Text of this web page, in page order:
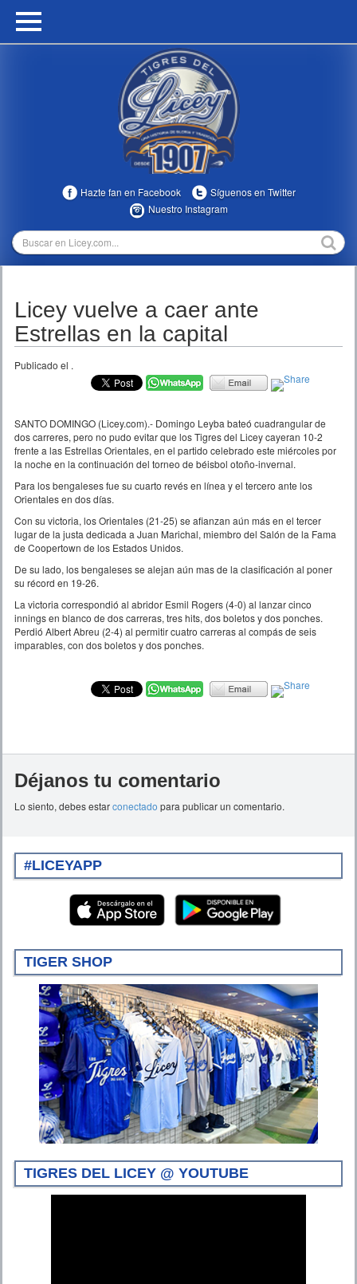
HOME
MULTIMEDIA
TEMPORADAS
Hazte fan en Facebook
Síguenos en Twitter
Nuestro Instagram
Licey vuelve a caer ante
Estrellas en la capital
Publicado el .
SANTO DOMINGO (Licey.com).- Domingo Leyba bateó cuadrangular de
dos carreres, pero no pudo evitar que los Tigres del Licey cayeran 10-2
frente a las Estrellas Orientales, en el partido celebrado este miércoles por
la noche en la continuación del torneo de béisbol otoño-invernal.
Para los bengaleses fue su cuarto revés en línea y el tercero ante los
Orientales en dos días.
Con su victoria, los Orientales (21-25) se afianzan aún más en el tercer
lugar de la justa dedicada a Juan Marichal, miembro del Salón de la Fama
de Coopertown de los Estados Unidos.
De su lado, los bengaleses se alejan aún mas de la clasificación al poner
su récord en 19-26.
La victoria correspondió al abridor Esmil Rogers (4-0) al lanzar cinco
innings en blanco de dos carreras, tres hits, dos boletos y dos ponches.
Perdió Albert Abreu (2-4) al permitir cuatro carreras al compás de seis
imparables, con dos boletos y dos ponches.
Déjanos tu comentario
Lo siento, debes estarconectado para publicar un comentario.
#LICEYAPP
TIGER SHOP
TIGRES DEL LICEY @ YOUTUBE